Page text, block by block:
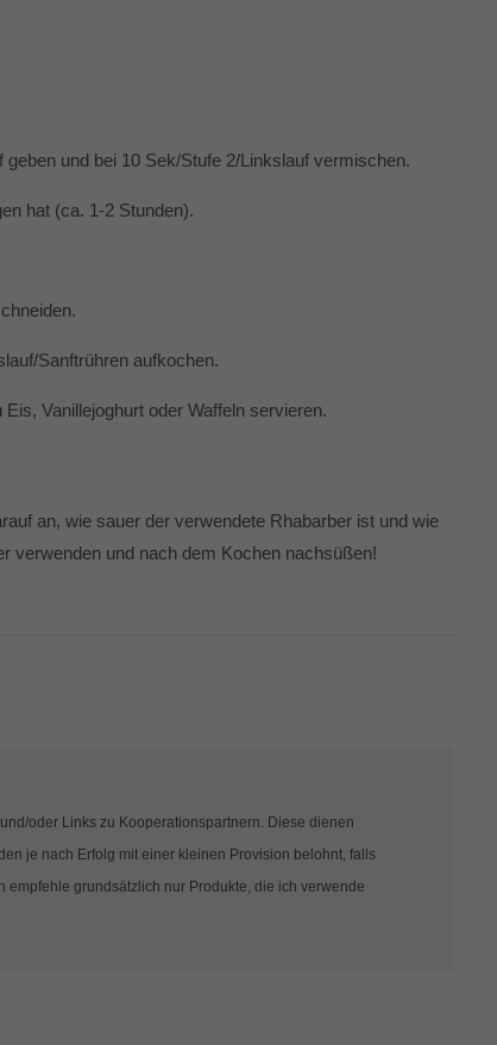
und bei 10 Sek/Stufe 2/Linkslauf vermischen.
hat (ca. 1-2 Stunden).
Sanftrühren aufkochen.
Vanillejoghurt oder Waffeln servieren.
an, wie sauer der verwendete Rhabarber ist und wie
verwenden und nach dem Kochen nachsüßen!
oder Links zu Kooperationspartnern. Diese dienen
je nach Erfolg mit einer kleinen Provision belohnt, falls
empfehle grundsätzlich nur Produkte, die ich verwende